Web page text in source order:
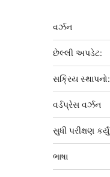
મેટા
વર્ઝન
છેલ્લી અપડેટ:
સક્રિય સ્થાપનો:
વર્ડપ્રેસ વર્ઝન
સુધી પરીક્ષણ કર્યું
ભાષા